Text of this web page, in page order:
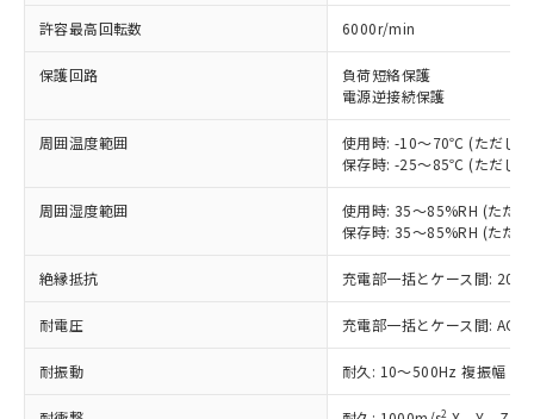
許容最高回転数 6000r/min
保護回路
負荷短絡保護
電源逆接続保護
周囲温度範囲
使用時: -10～70℃ (ただし
保存時: -25～85℃ (ただし
周囲湿度範囲
使用時: 35～85%RH (ただ
保存時: 35～85%RH (ただ
絶縁抵抗 充電部一括とケース間:
耐電圧 充電部一括とケース間:
耐振動 耐久: 10～500Hz 複振幅
2
以下の条件をお読みいただき、同意のうえ
ご利用ください。
本サービスは、当社制御機器事業取扱
商品の当社在庫状況および標準価格
(税抜)を提供させていただくもので
当社制御機器事業取扱商品の中には、
在庫状況および標準価格照会結果は、
記載している更新日時点での社内デー
タに基づき作成されるものであり、閲
覧された時点での実際の在庫および標
準価格とは異なる場合があることをご
対応予定なし：EU RoHS指令（10物質）の
定はありません。
調査・確認中：EU RoHS指令（10物質）の
非含有の対応状況を調査中または確認中の
非該当品：ライセンス料など無形物で、有
害物質有無と関係のない商品です。
仕入先様の事情により、非含有部品として
いたものが、含有品と判明した場合などや
むを得ず変更することがあります。
鉛(Pb) 1000ppm以下、 水銀(Hg) 1000ppm以下、 カド
六価クロム(Cr(Ⅵ)) 1000ppm以下、ポリ臭化ビフェニル
類(PBB) 1000ppm以下、ポリ臭化ジフェニルエーテル類
※1 中国RoHS○×表
「○」：最大均質材料含有率が中国RoHSの
基準値以下であることを示します。
「×」：最大均質材料含有率が中国RoHSの
基準値を超えていることを示します。
「－」：未確認です。当社販売部門へお問
Pb(鉛) :1000ppm、 Hg(水銀) : 1000ppm、 Cd(カドミウ
Cr(Ⅵ)(六価クロム) : 1000ppm、 PBBs(ポリ臭化ビフェ
当社は、これら貴社製品のうち、外国
為替および外国貿易法に定める商品
（以下｢規制貨物等」という）を輸出
国政府の輸出許可(または役務取引許
可)を取得するなどの必要な手続きを